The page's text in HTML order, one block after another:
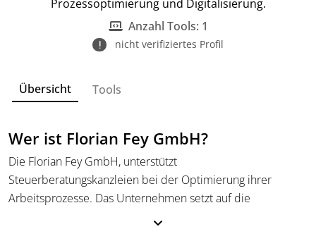
Prozessoptimierung und Digitalisierung.
Anzahl Tools: 1
nicht verifiziertes Profil
Übersicht Tools
Wer ist Florian Fey GmbH?
Die Florian Fey GmbH, unterstützt
Steuerberatungskanzleien bei der Optimierung ihrer
Arbeitsprozesse. Das Unternehmen setzt auf die